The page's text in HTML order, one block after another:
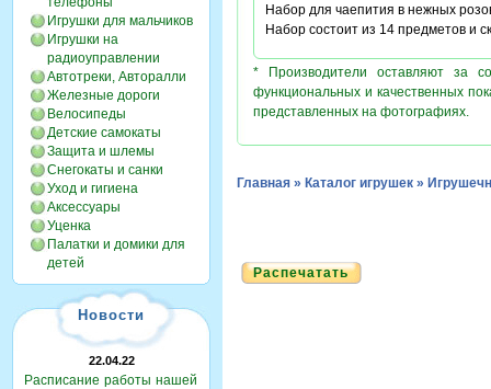
Игрушки для мальчиков
Игрушки на
радиоуправлении
Автотреки, Авторалли
Железные дороги
Велосипеды
Детские самокаты
Защита и шлемы
Снегокаты и санки
Уход и гигиена
Аксессуары
Уценка
Палатки и домики для
детей
Новости
22.04.22
Расписание работы нашей
Набор для чаепития в нежных
Набор состоит из 14 предметов и
* Производители оставляют за
функциональных и качественных
представленных на фотографиях.
Главная » Каталог игрушек »
Распечатать